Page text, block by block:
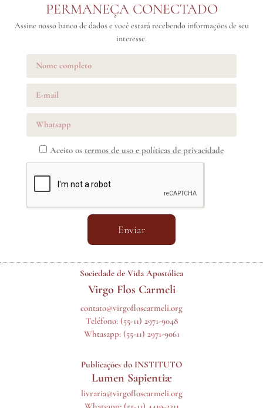
PERMANEÇA CONECTADO
Assine nosso banco de dados e você estará recebendo informações de seu
interesse.
Aceito os termos de uso e políticas de privacidade
Enviar
Sociedade de Vida Apostólica
Virgo Flos Carmeli
contato@virgofloscarmeli.org
Teléfono: (55-11) 2971-9048
Whtasapp: (55-11) 2971-9061
Publicações do INSTITUTO
Lumen Sapientiæ
livraria@virgofloscarmeli.org